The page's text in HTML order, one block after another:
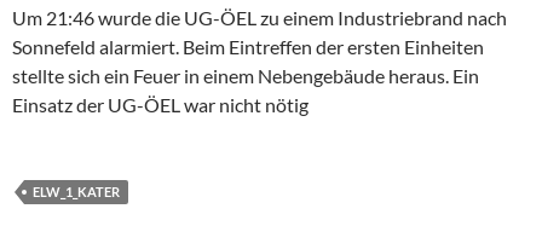
Um 21:46 wurde die UG-ÖEL zu einem Industriebrand nach
Sonnefeld alarmiert. Beim Eintreffen der ersten Einheiten
stellte sich ein Feuer in einem Nebengebäude heraus. Ein
Einsatz der UG-ÖEL war nicht nötig
ELW_1_KATER